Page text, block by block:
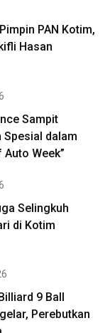
PAN Kotim,
Hasan
Sampit
Spesial dalam
Week”
Selingkuh
di Kotim
9 Ball
Perebutkan